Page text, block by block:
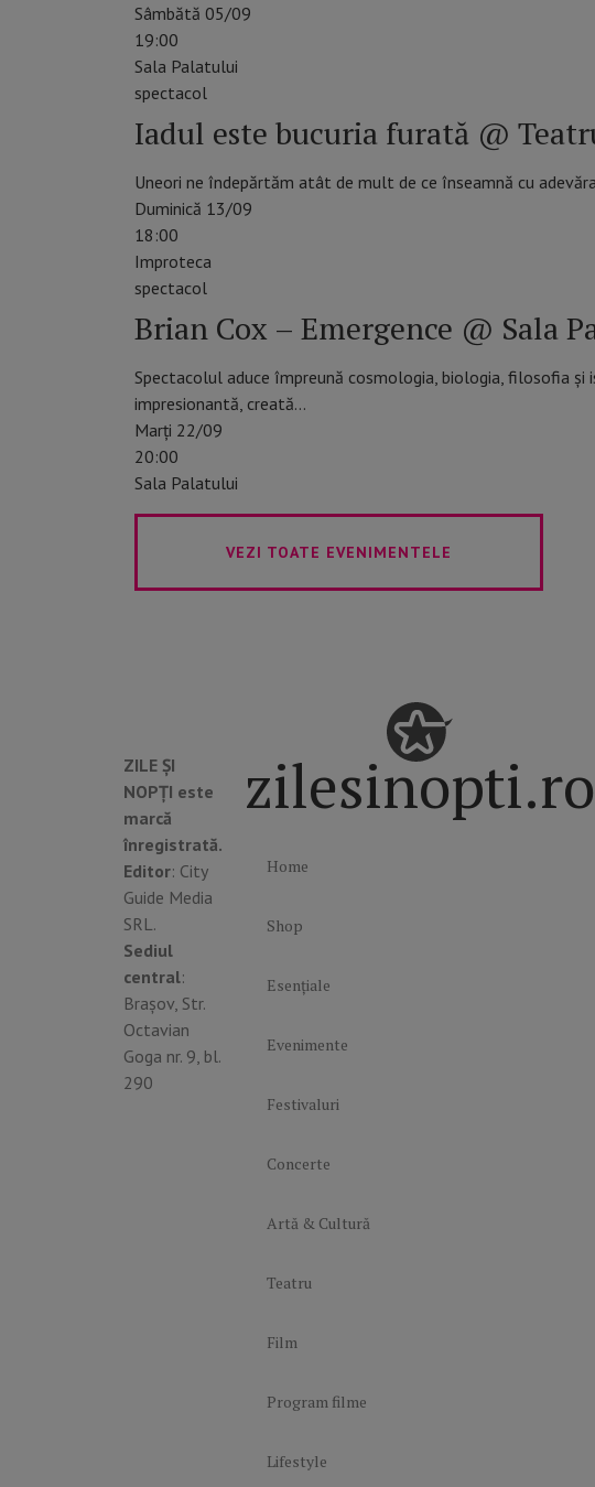
Sâmbătă 05/09
19:00
Sala Palatului
spectacol
Iadul este bucuria furată @
Uneori ne îndepărtăm atât de mult de ce înseamnă cu
Duminică 13/09
18:00
Improteca
spectacol
Brian Cox – Emergence @ Sala
Spectacolul aduce împreună cosmologia, biologia, filosofia
impresionantă, creată…
Marți 22/09
20:00
Sala Palatului
VEZI TOATE EVENIMENTELE
ZILE ȘI
NOPȚI este
marcă
înregistrată.
Editor: City
Guide Media
SRL.
Sediul
central:
Brașov, Str.
Octavian
Goga nr. 9, bl.
290
zilesinopti.ro
Home
Shop
Esențiale
Evenimente
Festivaluri
Concerte
Artă & Cultură
Teatru
Film
Program filme
Lifestyle